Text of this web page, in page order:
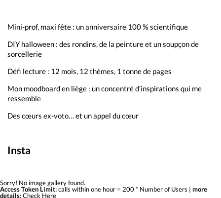
Mini-prof, maxi fête : un anniversaire 100 % scientifique
DIY halloween : des rondins, de la peinture et un soupçon de
sorcellerie
Défi lecture : 12 mois, 12 thèmes, 1 tonne de pages
Mon moodboard en liège : un concentré d’inspirations qui me
ressemble
Des cœurs ex-voto… et un appel du cœur
Insta
Sorry! No image gallery found.
Access Token Limit:calls within one hour = 200 * Number of Users | more
details:Check Here